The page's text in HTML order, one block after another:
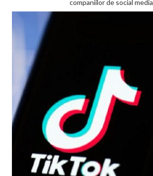
companiilor de social media